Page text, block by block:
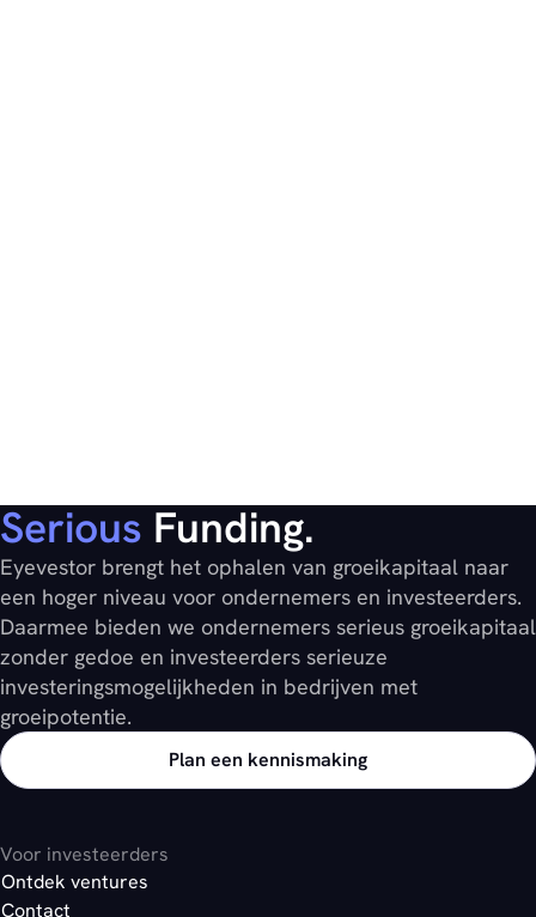
Serious Funding.
Eyevestor brengt het ophalen van groeikapitaal naar
een hoger niveau voor ondernemers en investeerders.
Daarmee bieden we ondernemers serieus groeikapitaal
zonder gedoe en investeerders serieuze
investeringsmogelijkheden in bedrijven met
groeipotentie.
Plan een kennismaking
Voor investeerders
Ontdek ventures
Contact